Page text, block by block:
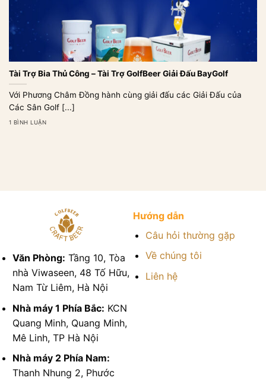
Tài Trợ Bia Thủ Công – Tài Trợ GolfBeer Giải Đấu BayGolf
Với Phương Châm Đồng hành cùng giải đấu các Giải Đấu của
Các Sân Golf [...]
1 BÌNH LUẬN
Văn Phòng: Tầng 10, Tòa
nhà Viwaseen, 48 Tố Hữu,
Nam Từ Liêm, Hà Nội
Nhà máy 1 Phía Bắc: KCN
Quang Minh, Quang Minh,
Mê Linh, TP Hà Nội
Nhà máy 2 Phía Nam:
Thanh Nhung 2, Phước
Hướng dẫn
Câu hỏi thường gặp
Về chúng tôi
Liên hệ